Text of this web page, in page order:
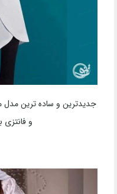
جدیدترین و ساده ترین مدل
و فانتزی